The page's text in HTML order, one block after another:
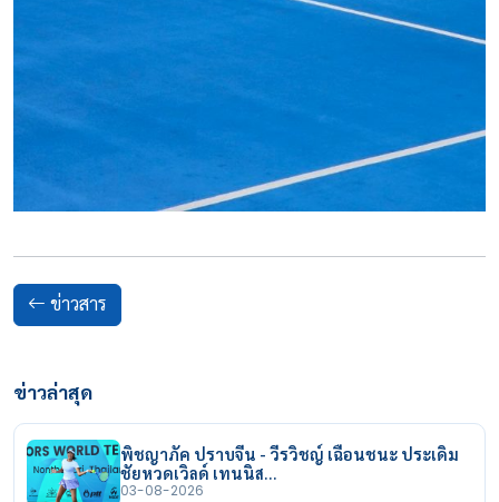
ข่าวสาร
ข่าวล่าสุด
พิชญาภัค ปราบจีน - วีรวิชญ์ เฉือนชนะ ประเดิม
ชัยหวดเวิลด์ เทนนิส…
03-08-2026